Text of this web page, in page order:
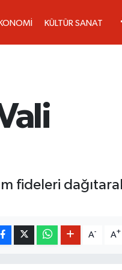
KÜLTÜR SANAT
fideleri
A- A+